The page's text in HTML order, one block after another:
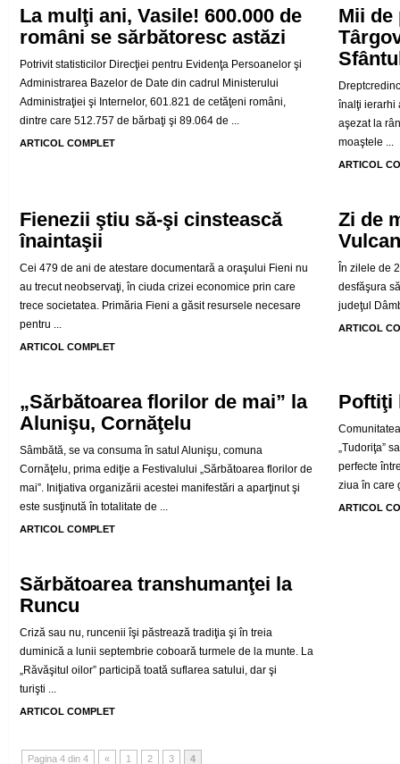
La mulţi ani, Vasile! 600.000 de
români se sărbătoresc astăzi
Potrivit statisticilor Direcţiei pentru Evidenţa Persoanelor şi
Administrarea Bazelor de Date din cadrul Ministerului
Administraţiei şi Internelor, 601.821 de cetăţeni români,
dintre care 512.757 de bărbaţi şi 89.064 de ...
ARTICOL COMPLET
Mii de
înalţi ierarhi
aşezat la
moaştele ...
ARTICOL
Fienezii ştiu să-şi cinstească
înaintaşii
Cei 479 de ani de atestare documentară a oraşului Fieni nu
au trecut neobservaţi, în ciuda crizei economice prin care
trece societatea. Primăria Fieni a găsit resursele necesare
pentru ...
ARTICOL COMPLET
Zi de
În zilele de
desfăşura
judeţul
ARTICOL
„Sărbătoarea florilor de mai” la
Alunişu, Cornăţelu
Sâmbătă, se va consuma în satul Alunişu, comuna
Cornăţelu, prima ediţie a Festivalului „Sărbătoarea florilor de
mai”. Iniţiativa organizării acestei manifestări a aparţinut şi
este susţinută în totalitate de ...
ARTICOL COMPLET
Poftiţi
„Tudoriţa”
perfecte
ziua în care
ARTICOL
Sărbătoarea transhumanţei la
Runcu
Criză sau nu, runcenii îşi păstrează tradiţia şi în treia
duminică a lunii septembrie coboară turmele de la munte. La
„Răvăşitul oilor” participă toată suflarea satului, dar şi
turişti ...
ARTICOL COMPLET
Pagina 4 din 4 « 1 2 3 4